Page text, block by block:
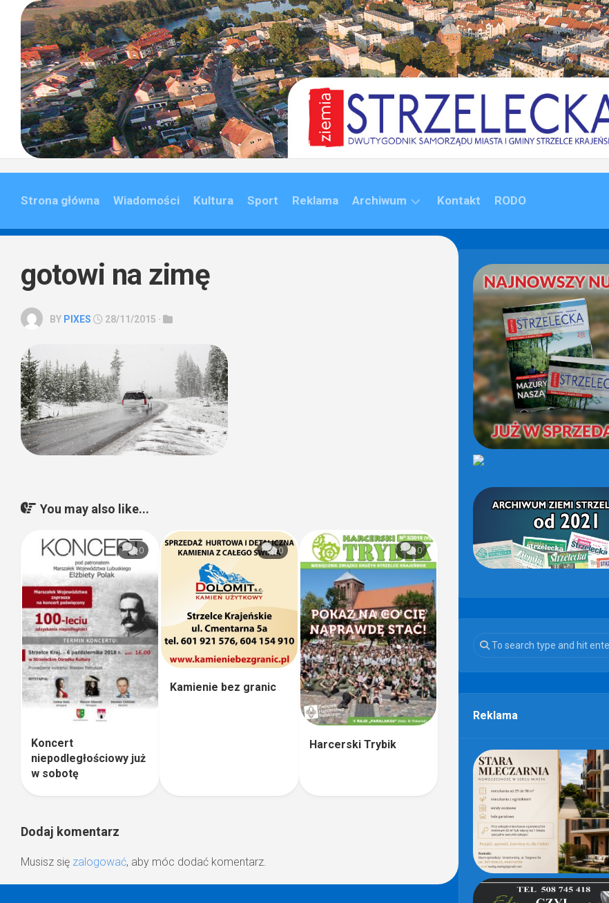
content
Strona główna Wiadomości Kultura Sport Reklama Archiwum Kontakt RODO
gotowi na zimę
BY PIXES 28/11/2015 ·
You may also like...
0
Koncert
niepodległościowy już
w sobotę
0
Kamienie bez granic
0
Harcerski Trybik
Dodaj komentarz
Musisz się zalogować, aby móc dodać komentarz.
Reklama